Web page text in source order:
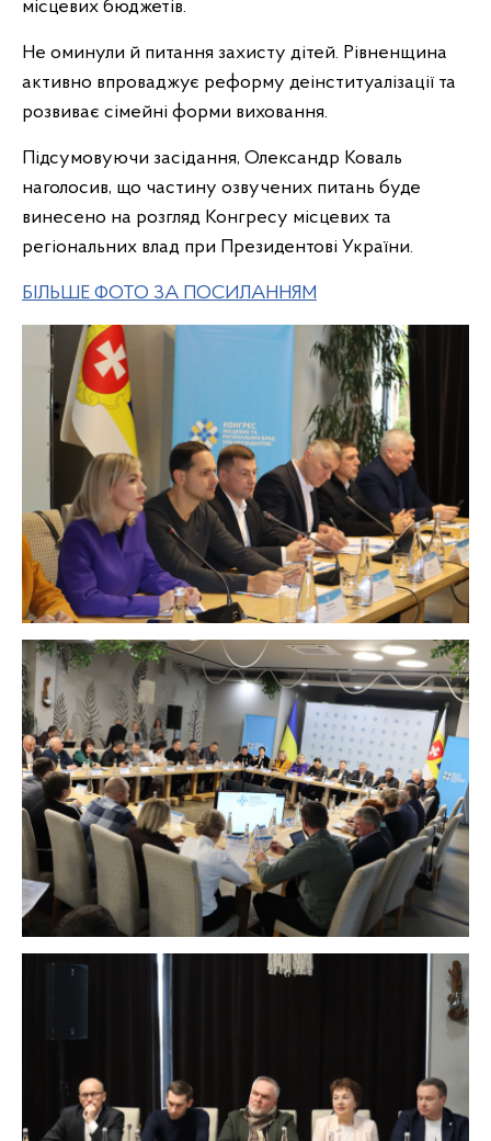
місцевих бюджетів.
Не оминули й питання захисту дітей. Рівненщина
активно впроваджує реформу деінституалізації та
розвиває сімейні форми виховання.
Підсумовуючи засідання, Олександр Коваль
наголосив, що частину озвучених питань буде
винесено на розгляд Конгресу місцевих та
регіональних влад при Президентові України.
БІЛЬШЕ ФОТО ЗА ПОСИЛАННЯМ